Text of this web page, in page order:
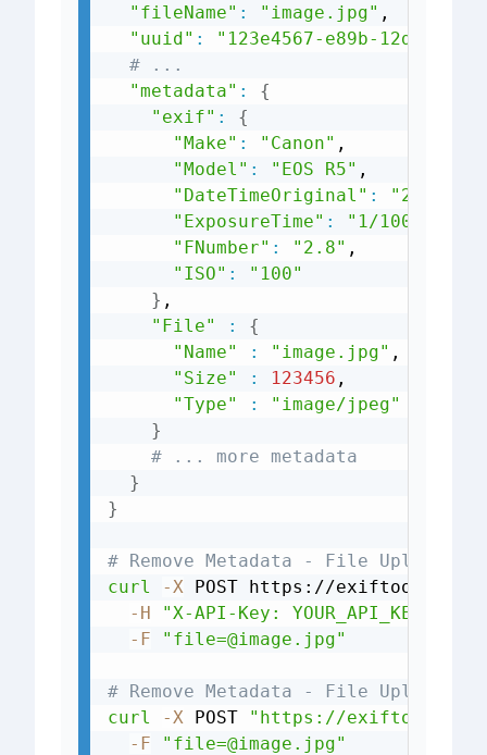
"fileName" : "image.jpg" ,
"uuid" :
"123e4567-e89b-12d3-
# ...
"metadata" :
{
"exif" :
{
"Make" : "Canon" ,
"Model" : "EOS R5" ,
"DateTimeOriginal" :
"ExposureTime" : "1/1000"
"FNumber" : "2.8" ,
"ISO" :
"100"
} ,
"File"
:
{
"Name"
: "image.jpg" ,
"Size"
: 123456 ,
"Type"
:
"image/jpeg"
}
# ... more metadata
}
}
# Remove Metadata - File Upload -
curl
-X POST https://
-H
"X-API-Key: YOUR_API_KEY_HERE"
-F
"file=@image.jpg"
# Remove Metadata - File Upload -
curl
-X POST
"https://exiftools.com/
-F
"file=@image.jpg"